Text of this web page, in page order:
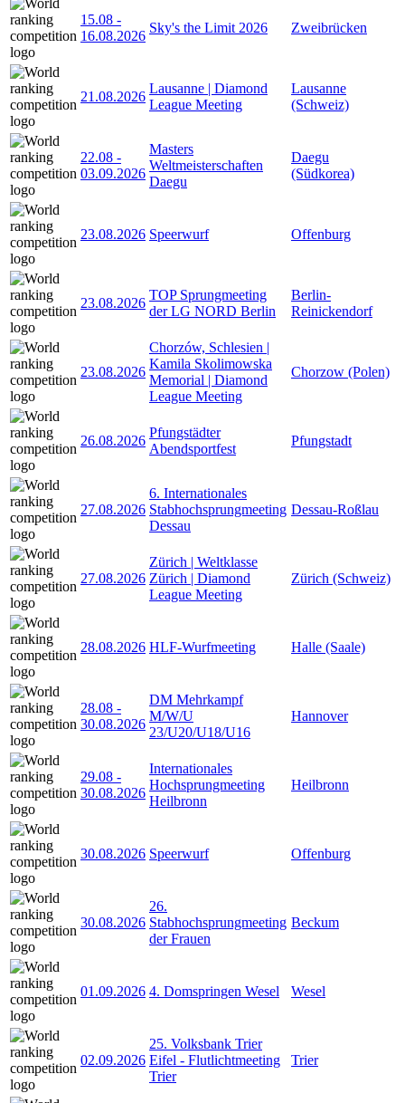
15.08 -
16.08.2026
Sky's the Limit 2026 Zweibrücken
21.08.2026
Lausanne | Diamond
League Meeting
Lausanne
(Schweiz)
22.08 -
03.09.2026
Masters
Weltmeisterschaften
Daegu
Daegu
(Südkorea)
23.08.2026 Speerwurf Offenburg
23.08.2026
TOP Sprungmeeting
der LG NORD Berlin
Berlin-
Reinickendorf
23.08.2026
Chorzów, Schlesien |
Kamila Skolimowska
Memorial | Diamond
League Meeting
Chorzow (Polen)
26.08.2026
Pfungstädter
Abendsportfest
Pfungstadt
27.08.2026
6. Internationales
Stabhochsprungmeeting
Dessau
Dessau-Roßlau
27.08.2026
Zürich | Weltklasse
Zürich | Diamond
League Meeting
Zürich (Schweiz)
28.08.2026 HLF-Wurfmeeting Halle (Saale)
28.08 -
30.08.2026
DM Mehrkampf
M/W/U
23/U20/U18/U16
Hannover
29.08 -
30.08.2026
Internationales
Hochsprungmeeting
Heilbronn
Heilbronn
30.08.2026 Speerwurf Offenburg
30.08.2026
26.
Stabhochsprungmeeting
der Frauen
Beckum
01.09.2026 4. Domspringen Wesel Wesel
02.09.2026
25. Volksbank Trier
Eifel - Flutlichtmeeting
Trier
Trier